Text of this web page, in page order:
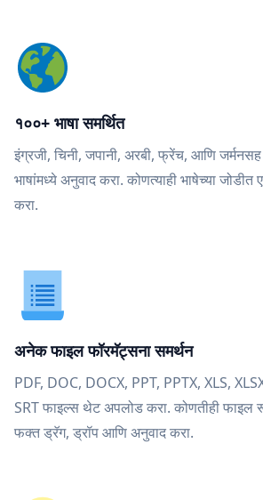
१००+ भाषा समर्थित
इंग्रजी, चिनी, जपानी, अरबी, फ्रेंच, आणि
भाषांमध्ये अनुवाद करा. कोणत्याही भाषेच्या
करा.
अनेक फाइल फॉरमॅट्सना समर्थन
PDF, DOC, DOCX, PPT, PPTX, XLS,
SRT फाइल्स थेट अपलोड करा. कोणतीही फाइल
फक्त ड्रॅग, ड्रॉप आणि अनुवाद करा.